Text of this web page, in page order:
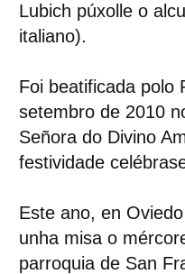
Lubich púxolle o
italiano).
Foi beatificada polo
setembro de 2010
Señora do Divino
festividade
Este ano, en
unha misa o
parroquia de San